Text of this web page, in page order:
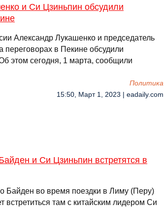
и Си Цзиньпин обсудили
Александр Лукашенко и председатель
в Пекине обсудили
этом сегодня, 1 марта, сообщили
Политика
15:50, Март 1, 2023 | eadaily.com
и Си Цзиньпин встретятся в
Байден во время поездки в Лиму (Перу)
встретиться там с китайским лидером Си